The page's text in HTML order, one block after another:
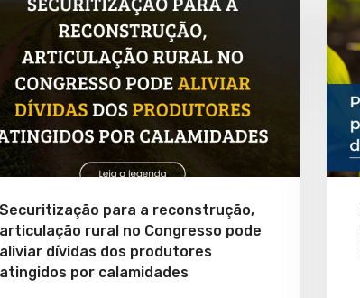
Securitização para a reconstrução,
articulação rural no Congresso pode
aliviar dívidas dos produtores
atingidos por calamidades